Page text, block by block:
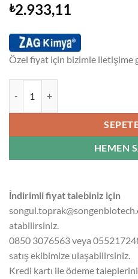
₺2.933,11
Özel fiyat için bizimle iletişime
HEMEN
İndirimli fiyat talebiniz için
atabilirsiniz.
0850 3076563 veya
satış ekibimize ulaşabilirsiniz.
Kredi kartı ile ödeme